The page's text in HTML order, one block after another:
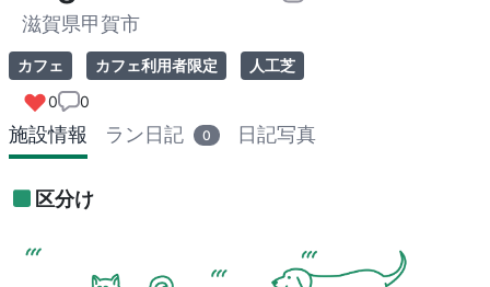
滋賀県甲賀市
カフェ カフェ利用者限定
人工芝
0
0
施設情報 ラン日記 0 日記写真
区分け